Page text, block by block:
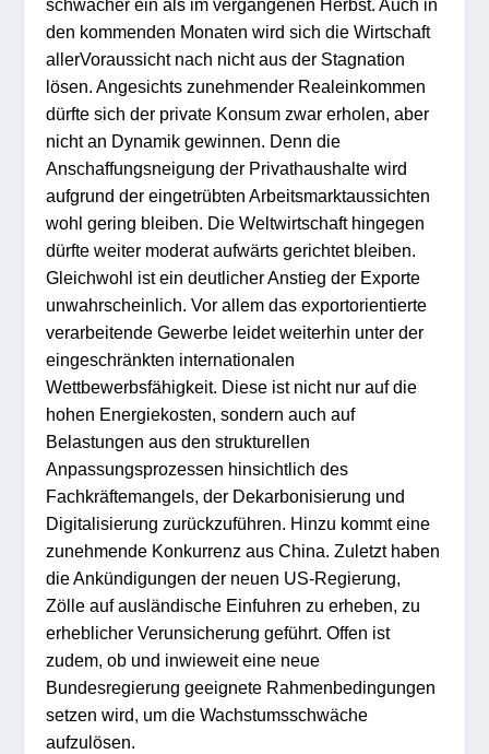
schwächer ein als im vergangenen Herbst. Auch in
den kommenden Monaten wird sichdie Wirtschaft
allerVoraussicht nach nichtaus der Stagnation
lösen.Angesichts zunehmender Realeinkommen
dürftesichder private Konsum zwarerholen, aber
nicht an Dynamik gewinnen. Denn die
Anschaffungsneigung der Privathaushaltewird
aufgrundder eingetrübten Arbeitsmarktaussichten
wohlgering bleiben. Die Weltwirtschaft hingegen
dürfteweiter moderat aufwärts gerichtet bleiben.
Gleichwohl istein deutlicherAnstieg der Exporte
unwahrscheinlich.Vor allem das exportorientierte
verarbeitende Gewerbe leidet weiterhin unter der
eingeschränkten internationalen
Wettbewerbsfähigkeit. Diese ist nicht nur aufdie
hohen Energiekosten, sondern auch auf
Belastungen aus den strukturellen
Anpassungsprozessen hinsichtlich des
Fachkräftemangels, der Dekarbonisierung und
Digitalisierung zurückzuführen. Hinzu kommt eine
zunehmende Konkurrenz aus China. Zuletzthaben
die Ankündigungen der neuen US-Regierung,
Zölle aufausländische Einfuhren zu erheben, zu
erheblicher Verunsicherunggeführt.Offen ist
zudem, ob und inwieweit eine neue
Bundesregierung geeignete Rahmenbedingungen
setzenwird, um die Wachstumsschwäche
aufzulösen.